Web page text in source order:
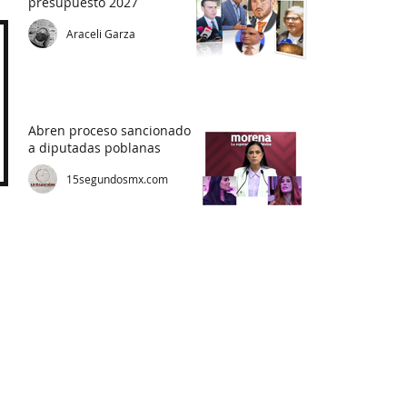
Araceli Garza
Abren proceso sancionador
a diputadas poblanas
15segundosmx.com